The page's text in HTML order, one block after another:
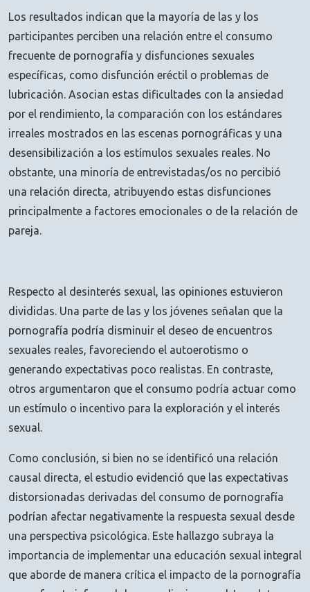
Los resultados indican que la mayoría de las y los
participantes perciben una relación entre el consumo
frecuente de pornografía y disfunciones sexuales
específicas, como disfunción eréctil o problemas de
lubricación. Asocian estas dificultades con la ansiedad
por el rendimiento, la comparación con los estándares
irreales mostrados en las escenas pornográficas y una
desensibilización a los estímulos sexuales reales. No
obstante, una minoría de entrevistadas/os no percibió
una relación directa, atribuyendo estas disfunciones
principalmente a factores emocionales o de la relación de
pareja.
Respecto al desinterés sexual, las opiniones estuvieron
divididas. Una parte de las y los jóvenes señalan que la
pornografía podría disminuir el deseo de encuentros
sexuales reales, favoreciendo el autoerotismo o
generando expectativas poco realistas. En contraste,
otros argumentaron que el consumo podría actuar como
un estímulo o incentivo para la exploración y el interés
sexual.
Como conclusión, si bien no se identificó una relación
causal directa, el estudio evidenció que las expectativas
distorsionadas derivadas del consumo de pornografía
podrían afectar negativamente la respuesta sexual desde
una perspectiva psicológica. Este hallazgo subraya la
importancia de implementar una educación sexual integral
que aborde de manera crítica el impacto de la pornografía